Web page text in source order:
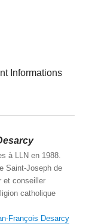
Informations
à LLN en 1988.
Saint-Joseph de
et conseiller
catholique
François Desarcy